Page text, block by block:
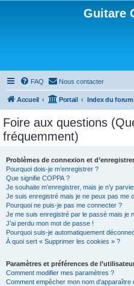
Guitare
FAQ Nous contacter
Accueil Portail Index du forum
Foire aux questions
fréquemment)
Problèmes de connexion et
Pourquoi dois-je m’enregistrer ?
Que signifie COPPA ?
Je souhaite m’enregistrer, mais je n’y
Je suis enregistré mais je ne peux pas me
Pourquoi ne puis-je pas me connecter ?
Je me suis enregistré par le passé mais je
J’ai perdu mon mot de passe !
Pourquoi suis-je automatiquement
À quoi sert « Supprimer les cookies » ?
Paramètres et préférences de
Comment modifier mes paramètres ?
Comment empêcher mon nom